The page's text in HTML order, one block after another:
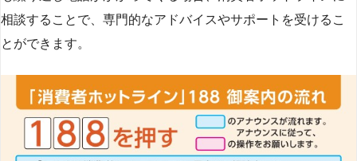
相談することで、専門的なアドバイスやサポートを受けるこ
とができます​​。